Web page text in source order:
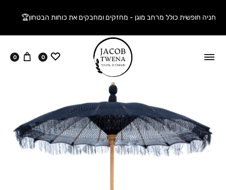
חניה חופשית כולל מרחב מוגן - מחזקים ומחבקים את כוחות הבטחון🏆
ווישליסט
0 עגלה
0